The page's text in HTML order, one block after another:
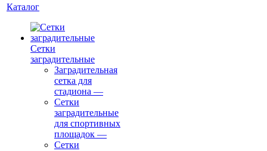
Каталог
Сетки
заградительные
Заградительная
сетка для
стадиона —
Сетки
заградительные
для спортивных
площадок —
Сетки